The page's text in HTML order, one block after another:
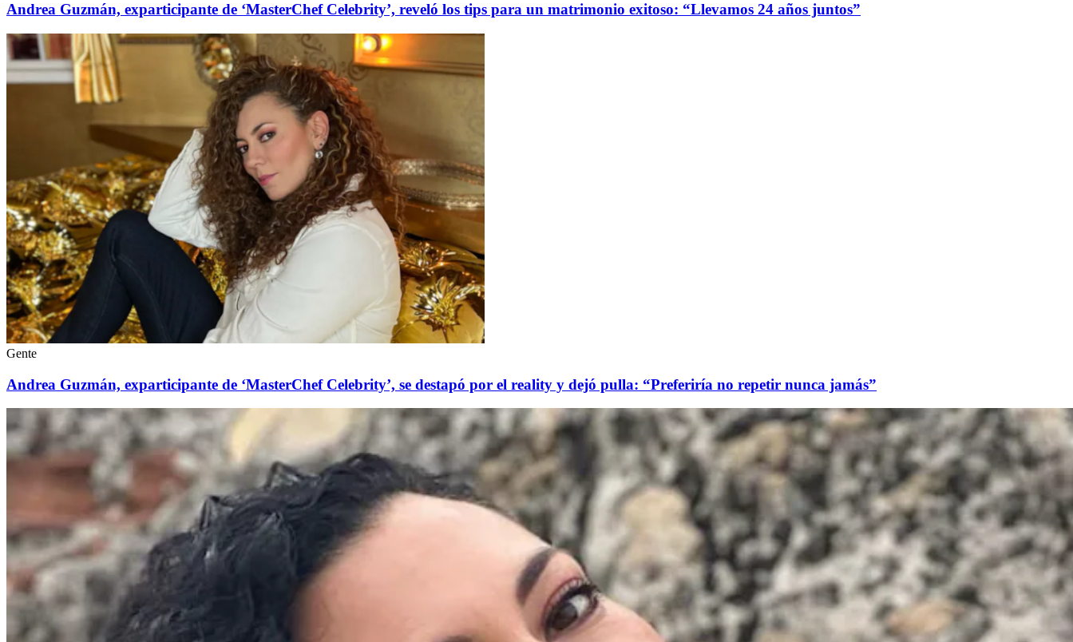
Andrea Guzmán, exparticipante de ‘MasterChef Celebrity’, reveló los tips para un matrimonio exitoso: “Llevamos 24 años juntos”
Gente
Andrea Guzmán, exparticipante de ‘MasterChef Celebrity’, se destapó por el reality y dejó pulla: “Preferiría no repetir nunca jamás”